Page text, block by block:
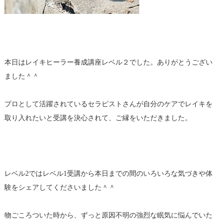
本日はレイキヒーラー養成講座レベル２でした。ありがとうござい
ました＾＾
プロとして活躍されているセラピストさんが自分のケアでレイキを
取り入れたいと受講を決心されて、ご縁をいただきました。
レベル2ではレベル1受講から本日までの間のいろいろな気づきや体
験をシェアしてくださいました＾＾
物ごころついた時から、ずっと原因不明の強烈な眠気に悩んでいた